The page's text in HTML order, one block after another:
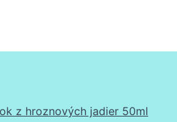
z hroznových jadier 50ml